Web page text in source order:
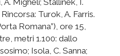
Turok, A. Farris.
Romana”), ore 15,
metri 1.100: dallo
Isola, C. Sanna;